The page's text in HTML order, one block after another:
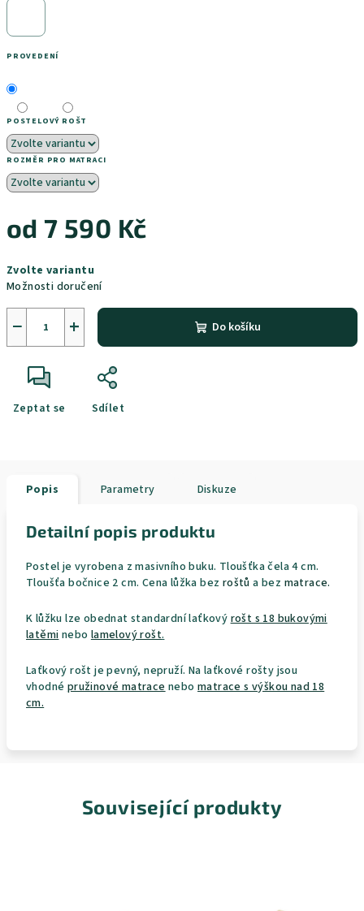
PROVEDENÍ
POSTELOVÝ ROŠT
ROZMĚR PRO MATRACI
od7 590 Kč
cena:
Zvolte variantu
Možnosti doručení
+
− Do košíku
Zeptat se Sdílet
Popis Parametry Diskuze
Detailní popis produktu
Postel je vyrobena z masivního buku. Tloušťka čela 4 cm.
Tloušťa bočnice 2 cm. Cena lůžka bez roštů a bez matrace.
K lůžku lze obednat standardní laťkovýrošt s 18 bukovými
latěminebo lamelový rošt.
Laťkový rošt je pevný, nepruží. Na laťkové rošty jsou
vhodné pružinové matracenebo matrace s výškou nad 18
cm.
Související produkty